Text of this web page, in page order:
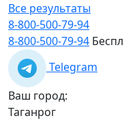
Все результаты
8-800-500-79-94
8-800-500-79-94
Telegram
Ваш город:
Таганрог